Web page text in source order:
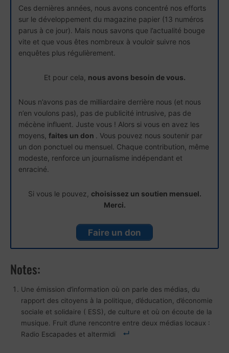
Ces dernières années, nous avons concentré nos efforts
sur le développement du magazine papier (13 numéros
parus à ce jour). Mais nous savons que l’actualité bouge
vite et que vous êtes nombreux à vouloir suivre nos
enquêtes plus régulièrement.
Et pour cela, nous avons besoin de vous.
Nous n’avons pas de milliardaire derrière nous (et nous
n’en voulons pas), pas de publicité intrusive, pas de
mécène influent. Juste vous ! Alors si vous en avez les
moyens, faites un don . Vous pouvez nous soutenir par
un don ponctuel ou mensuel. Chaque contribution, même
modeste, renforce un journalisme indépendant et
enraciné.
Si vous le pouvez, choisissez un soutien mensuel.
Merci.
Faire un don
Notes:
Une émission d’information où on parle des médias, du
rapport des citoyens à la politique, d’éducation, d’économie
sociale et solidaire ( ESS), de culture et où on écoute de la
musique. Fruit d’une rencontre entre deux médias locaux :
Radio Escapades et altermidi